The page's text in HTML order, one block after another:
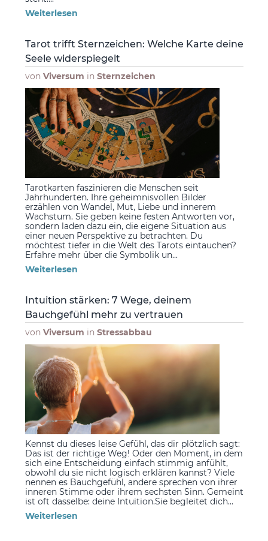
Weiterlesen
Tarot trifft Sternzeichen: Welche Karte deine
Seele widerspiegelt
von Viversum in Sternzeichen
Tarotkarten faszinieren die Menschen seit
Jahrhunderten. Ihre geheimnisvollen Bilder
erzählen von Wandel, Mut, Liebe und innerem
Wachstum. Sie geben keine festen Antworten vor,
sondern laden dazu ein, die eigene Situation aus
einer neuen Perspektive zu betrachten. Du
möchtest tiefer in die Welt des Tarots eintauchen?
Erfahre mehr über die Symbolik un...
Weiterlesen
Intuition stärken: 7 Wege, deinem
Bauchgefühl mehr zu vertrauen
von Viversum in Stressabbau
Kennst du dieses leise Gefühl, das dir plötzlich sagt:
Das ist der richtige Weg! Oder den Moment, in dem
sich eine Entscheidung einfach stimmig anfühlt,
obwohl du sie nicht logisch erklären kannst? Viele
nennen es Bauchgefühl, andere sprechen von ihrer
inneren Stimme oder ihrem sechsten Sinn. Gemeint
ist oft dasselbe: deine Intuition.Sie begleitet dich...
Weiterlesen